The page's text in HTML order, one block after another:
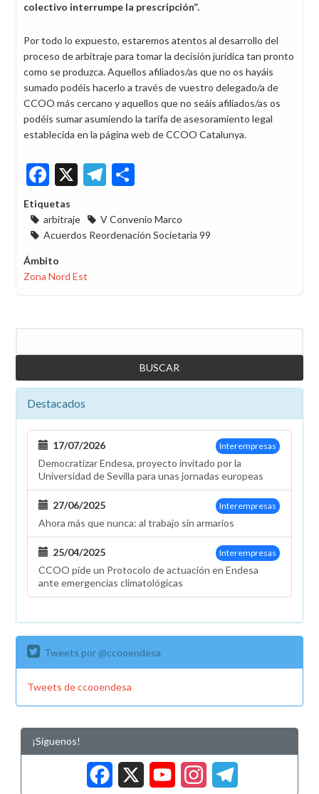
colectivo interrumpe la prescripción”.
Por todo lo expuesto, estaremos atentos al desarrollo del
proceso de arbitraje para tomar la decisión jurídica tan pronto
como se produzca. Aquellos afiliados/as que no os hayáis
sumado podéis hacerlo a través de vuestro delegado/a de
CCOO más cercano y aquellos que no seáis afiliados/as os
podéis sumar asumiendo la tarifa de asesoramiento legal
establecida en la página web de CCOO Catalunya.
Facebook
X Telegram
Etiquetas
arbitraje
V Convenio Marco
Acuerdos Reordenación Societaria 99
Ámbito
Zona Nord Est
Destacados
Interempresas
17/07/2026
Democratizar Endesa, proyecto invitado por la
Universidad de Sevilla para unas jornadas europeas
Interempresas
27/06/2025
Ahora más que nunca: al trabajo sin armarios
Interempresas
25/04/2025
CCOO pide un Protocolo de actuación en Endesa
ante emergencias climatológicas
Tweets por @ccooendesa
Tweets de ccooendesa
¡Síguenos!
Facebook
X